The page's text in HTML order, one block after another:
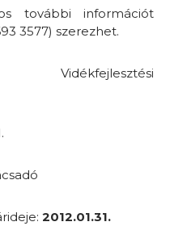
további információt
3577) szerezhet.
Vidékfejlesztési
2012.01.31.